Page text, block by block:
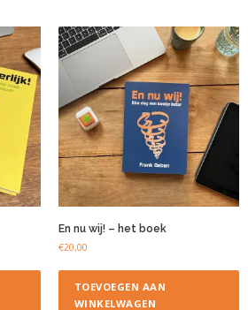
En nu wij! – het boek
€20,00
TOEVOEGEN AAN
WINKELWAGEN